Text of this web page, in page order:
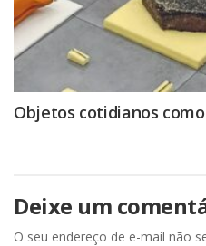
Objetos cotidianos
Deixe um
O seu endereço de e-mail não